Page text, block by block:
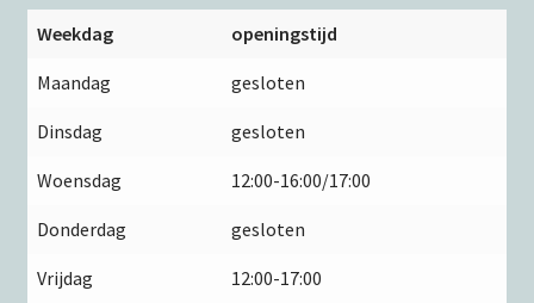
Weekdag openingstijd
Maandag gesloten
Dinsdag gesloten
Woensdag 12:00-16:00/17:00
Donderdag gesloten
Vrijdag 12:00-17:00